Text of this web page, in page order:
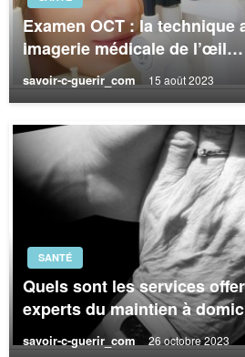
Examen OCT : la technique
imagerie médicale de l’œil…
savoir-c-guerir_com 15 août 2023
SANTÉ
Quels sont les services
experts du maintien à
savoir-c-guerir_com 26 octobre 2023